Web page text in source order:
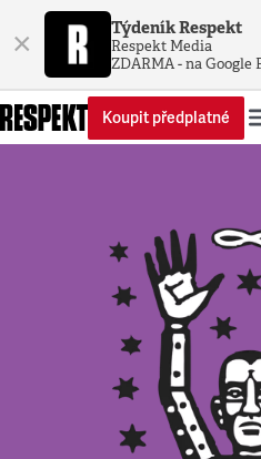
× Týdeník Respekt
Respekt Media
ZDARMA - na Google
Koupit předplatné